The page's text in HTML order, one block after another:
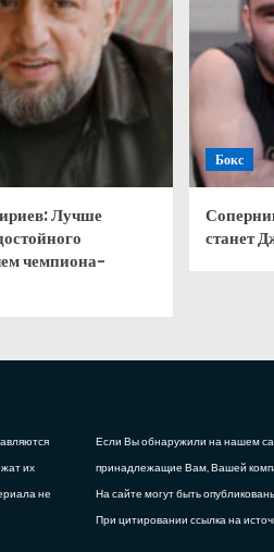
Лучше
чемпиона-
Бокс
станет
их
не
Если Вы обнаружили на нашем
принадлежащие Вам, Вашей
На сайте могут быть
При цитировании ссылка на